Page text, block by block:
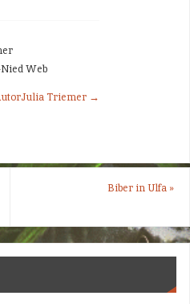
Web
Triemer →
Biber in Ulfa »